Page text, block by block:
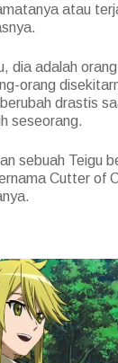
atau
dia adalah
orang
drastis
seseorang.
sebuah Teigu
Cutter of